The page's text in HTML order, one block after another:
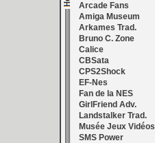
Arcade Fans
Amiga Museum
Arkames Trad.
Bruno C. Zone
Calice
CBSata
CPS2Shock
EF-Nes
Fan de la NES
GirlFriend Adv.
Landstalker Trad.
Musée Jeux Vidéos
SMS Power